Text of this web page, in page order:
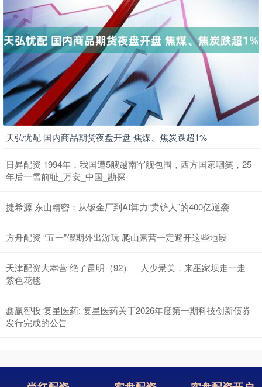
天弘忧配 国内商品期货夜盘开盘 焦煤、焦炭跌超1%
日昇配资 1994年，我国遭5艘越南军舰包围，西方国家嘲笑，25
年后一雪前耻_万安_中国_勘探
捷希源 东山精密：从钣金厂到AI算力“卖铲人”的400亿逆袭
方舟配资 “五一”假期外出游玩 爬山露营一定避开这些地段
天津配资大本营 绝了昆明（92）｜人少景美，来巫家坝走一走
紫色花毯
鑫赢智投 复星医药: 复星医药关于2026年度第一期科技创新债券
发行完成的公告